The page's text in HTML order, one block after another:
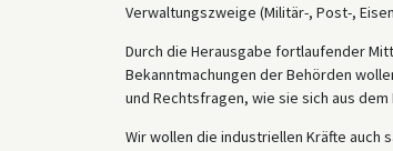
Verwaltungszweige (Militär-, Post-,
Durch die Herausgabe fortlaufender
Bekanntmachungen der Behörden
und Rechtsfragen, wie sie sich aus
Wir wollen die industriellen Kräfte auch